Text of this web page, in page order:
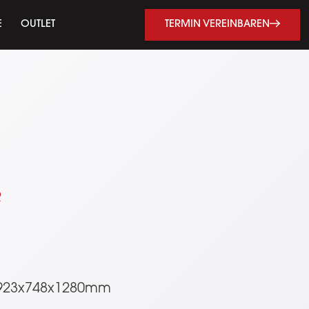
OUTLET TERMIN VEREINBAREN